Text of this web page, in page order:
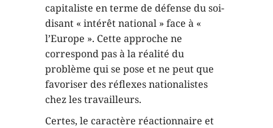
capitaliste en terme de défense du soi-
disant « intérêt national » face à «
l’Europe ». Cette approche ne
correspond pas à la réalité du
problème qui se pose et ne peut que
favoriser des réflexes nationalistes
chez les travailleurs.
Certes, le caractère réactionnaire et